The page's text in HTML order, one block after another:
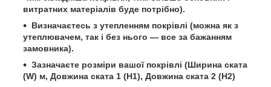
витратних матеріалів буде потрібно).
Визначаєтесь з утепленням покрівлі (можна як з
утеплювачем, так і без нього — все за бажанням
замовника).
Зазначаєте розміри вашої покрівлі (Ширина ската
(W) м, Довжина ската 1 (H1), Довжина ската 2 (H2)